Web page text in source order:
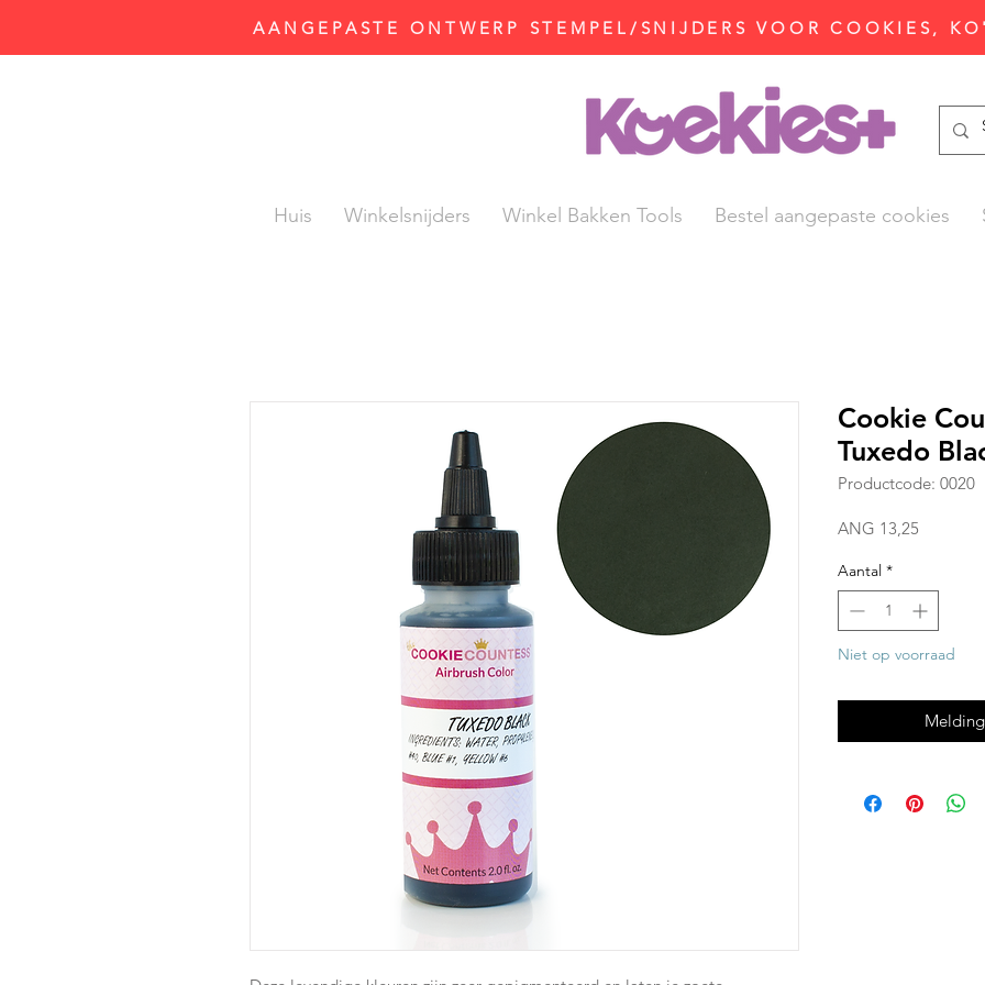
AANGEPASTE ONTWERP STEMPEL/SNIJDERS VOOR COOKIES,
Huis Winkelsnijders Winkel Bakken Tools Bestel aangepaste cookies
Cookie
Tuxedo
Productcode: 0020
ANG 13,25
Aantal *
Niet op voorraad